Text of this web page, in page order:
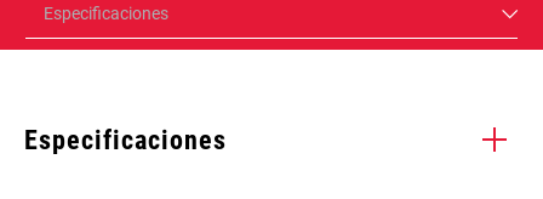
Especificaciones
Especificaciones